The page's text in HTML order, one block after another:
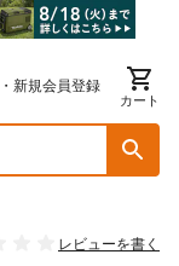
新規会員登録
カート
レビューを書く